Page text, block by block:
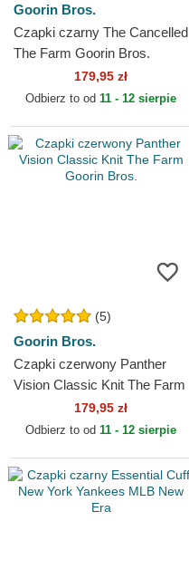
Goorin Bros.
Czapki czarny The Cancelled
The Farm Goorin Bros.
179,95 zł
Odbierz to od 11 - 12 sierpie
(5)
Goorin Bros.
Czapki czerwony Panther
Vision Classic Knit The Farm
Goorin Bros.179,95 zł
Odbierz to od 11 - 12 sierpie